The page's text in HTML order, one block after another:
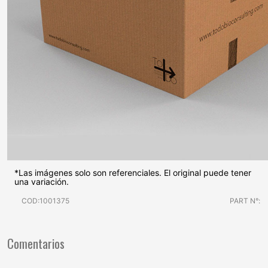
*Las imágenes solo son referenciales. El original puede tener
una variación.
COD:1001375 PART N°:
Comentarios